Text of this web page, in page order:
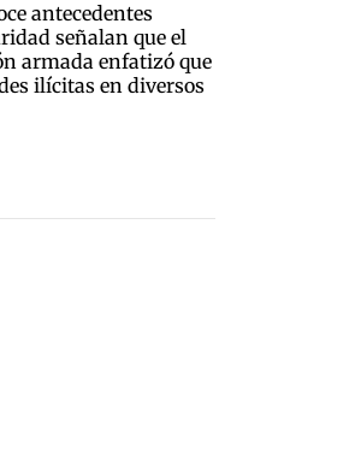
antecedentes
señalan que el
armada enfatizó que
ilícitas en diversos